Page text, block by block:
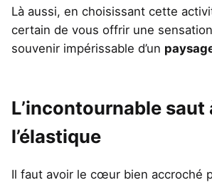
Là aussi, en choisissant cette
certain de vous offrir une
souvenir impérissable d’un
L’incontournable saut
l’élastique
Il faut avoir le cœur bien accroché